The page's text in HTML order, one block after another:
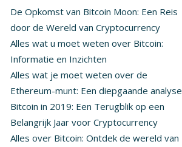
De Opkomst van Bitcoin Moon: Een Reis
door de Wereld van Cryptocurrency
Alles wat u moet weten over Bitcoin:
Informatie en Inzichten
Alles wat je moet weten over de
Ethereum-munt: Een diepgaande analyse
Bitcoin in 2019: Een Terugblik op een
Belangrijk Jaar voor Cryptocurrency
Alles over Bitcoin: Ontdek de wereld van